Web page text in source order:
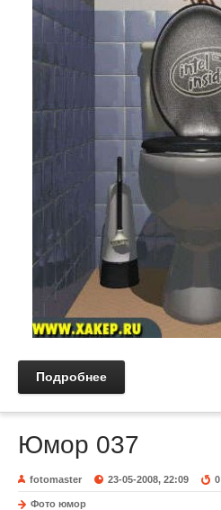
Подробнее
Юмор 037
fotomaster 23-05-2008, 22:09 0
Фото юмор